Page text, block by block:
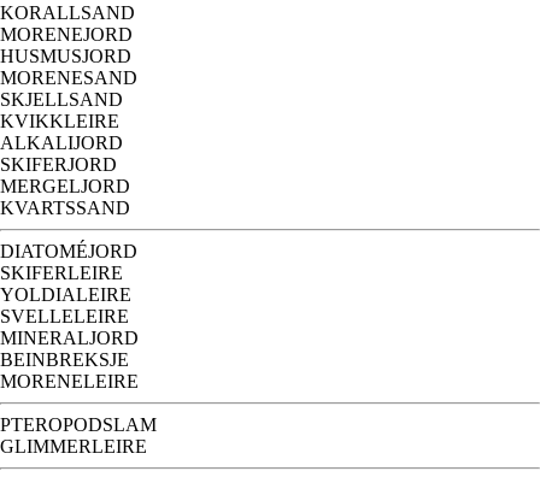
KORALLSAND
MORENEJORD
HUSMUSJORD
MORENESAND
SKJELLSAND
KVIKKLEIRE
ALKALIJORD
SKIFERJORD
MERGELJORD
KVARTSSAND
DIATOMÉJORD
SKIFERLEIRE
YOLDIALEIRE
SVELLELEIRE
MINERALJORD
BEINBREKSJE
MORENELEIRE
PTEROPODSLAM
GLIMMERLEIRE